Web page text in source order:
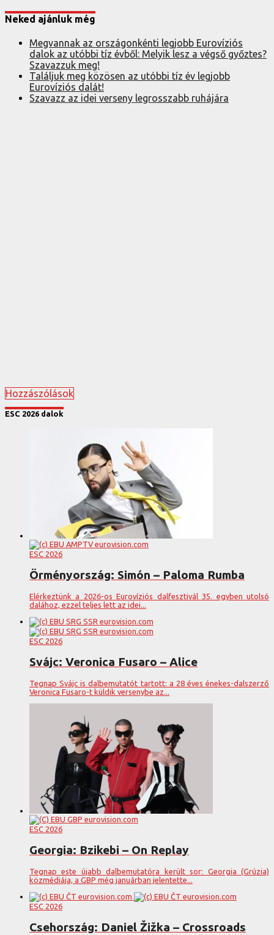
Neked ajánluk még
Megvannak az országonkénti legjobb Eurovíziós
dalok az utóbbi tíz évből: Melyik lesz a végső győztes?
Szavazzuk meg!
Találjuk meg közösen az utóbbi tíz év legjobb
Eurovíziós dalát!
Szavazz az idei verseny legrosszabb ruhájára
Hozzászólások
ESC 2026 dalok
ESC 2026
Örményország: Simón – Paloma Rumba
Elérkeztünk a 2026-os Eurovíziós dalfesztivál 35. egyben utolsó
dalához, ezzel teljes lett az idei...
ESC 2026
Svájc: Veronica Fusaro – Alice
Tegnap Svájc is dalbemutatót tartott: a 28 éves énekes-dalszerző
Veronica Fusaro-t küldik versenybe az...
ESC 2026
Georgia: Bzikebi – On Replay
Tegnap este újabb dalbemutatóra került sor: Georgia (Grúzia)
közmédiája, a GBP még januárban jelentette...
ESC 2026
Csehország: Daniel Žižka – Crossroads